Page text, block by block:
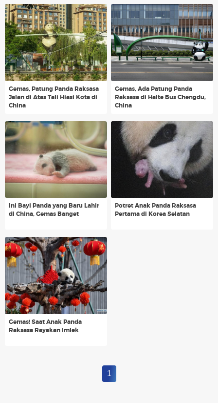
Gemas, Patung Panda Raksasa
Jalan di Atas Tali Hiasi Kota di
China
Gemas, Ada Patung Panda
Raksasa di Halte Bus Chengdu,
China
Ini Bayi Panda yang Baru Lahir
di China, Gemas Banget
Potret Anak Panda Raksasa
Pertama di Korea Selatan
Gemas! Saat Anak Panda
Raksasa Rayakan Imlek
1